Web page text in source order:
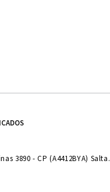
3890 - CP (A4412BYA) Salta.